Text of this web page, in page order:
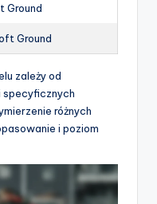
Ground
Ground
zależy od
specyficznych
różnych
i poziom